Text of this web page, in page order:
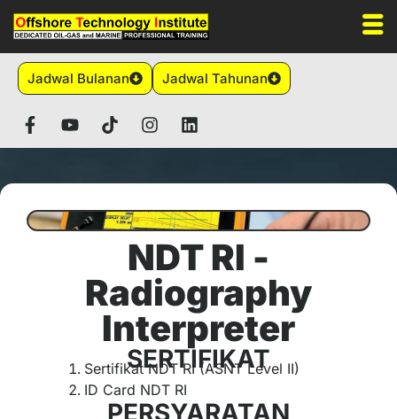
Jadwal Bulanan Jadwal Tahunan
NDT RI -
Radiography
Interpreter
SERTIFIKAT
Sertifikat NDT RI (ASNT Level II)
ID Card NDT RI
PERSYARATAN